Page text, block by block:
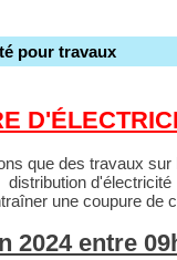
pour travaux
que des travaux sur
distribution d'électricité
une coupure de
2024 entre